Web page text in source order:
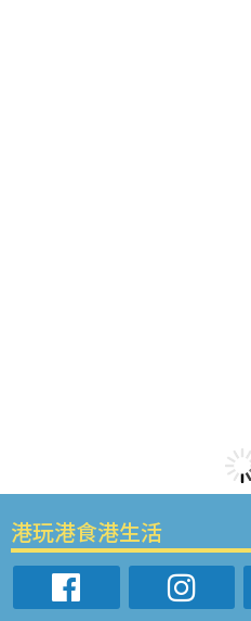
港玩港食港生活